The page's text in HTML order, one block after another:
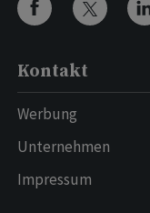
Kontakt
Werbung
Unternehmen
Impressum